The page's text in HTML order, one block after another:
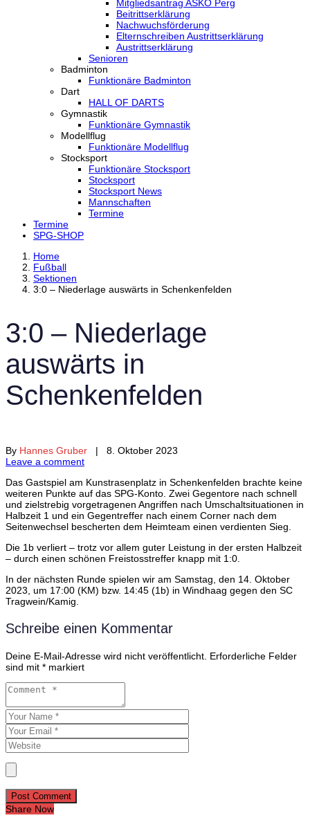
Mitgliedsantrag ASKÖ Perg
Beitrittserklärung
Nachwuchsförderung
Elternschreiben Austrittserklärung
Austrittserklärung
Senioren
Badminton
Funktionäre Badminton
Dart
HALL OF DARTS
Gymnastik
Funktionäre Gymnastik
Modellflug
Funktionäre Modellflug
Stocksport
Funktionäre Stocksport
Stocksport
Stocksport News
Mannschaften
Termine
Termine
SPG-SHOP
Home
Fußball
Sektionen
3:0 – Niederlage auswärts in Schenkenfelden
3:0 – Niederlage
auswärts in
Schenkenfelden
By Hannes Gruber | 8. Oktober 2023
Leave a comment
Das Gastspiel am Kunstrasenplatz in Schenkenfelden brachte keine
weiteren Punkte auf das SPG-Konto. Zwei Gegentore nach schnell
und zielstrebig vorgetragenen Angriffen nach Umschaltsituationen in
Halbzeit 1 und ein Gegentreffer nach einem Corner nach dem
Seitenwechsel bescherten dem Heimteam einen verdienten Sieg.
Die 1b verliert – trotz vor allem guter Leistung in der ersten Halbzeit
– durch einen schönen Freistosstreffer knapp mit 1:0.
In der nächsten Runde spielen wir am Samstag, den 14. Oktober
2023, um 17:00 (KM) bzw. 14:45 (1b) in Windhaag gegen den SC
Tragwein/Kamig.
Schreibe einen Kommentar
Deine E-Mail-Adresse wird nicht veröffentlicht. Erforderliche Felder
sind mit * markiert
Post Comment
Share Now